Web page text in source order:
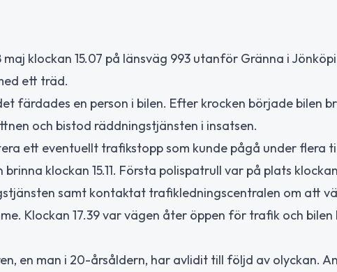
klockan 15.07 på länsväg 993 utanför Gränna i
ett träd.
färdades en person i bilen. Efter krocken började bilen
och bistod räddningstjänsten i insatsen.
ett eventuellt trafikstopp som kunde pågå under flera
klockan 15.11. Första polispatrull var på plats
samt kontaktat trafikledningscentralen om att
Klockan 17.39 var vägen åter öppen för trafik och
en man i 20-årsåldern, har avlidit till följd av olyckan.